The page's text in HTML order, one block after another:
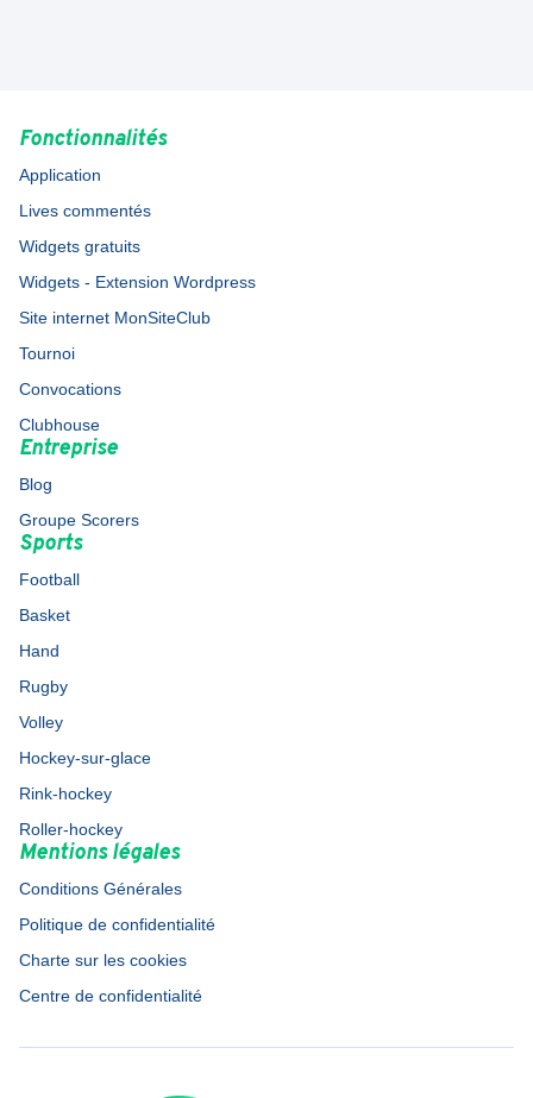
Fonctionnalités
Application
Lives commentés
Widgets gratuits
Widgets - Extension Wordpress
Site internet MonSiteClub
Tournoi
Convocations
Clubhouse
Entreprise
Blog
Groupe Scorers
Sports
Football
Basket
Hand
Rugby
Volley
Hockey-sur-glace
Rink-hockey
Roller-hockey
Mentions légales
Conditions Générales
Politique de confidentialité
Charte sur les cookies
Centre de confidentialité